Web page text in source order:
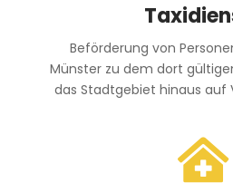
Beförderung von
Münster zu dem dort
das Stadtgebiet hinaus auf
